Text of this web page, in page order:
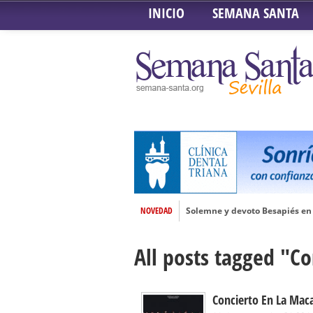
INICIO SEMANA SANTA
NOVEDAD
Solemne y devoto Besapiés
Solemne Triduo a la Virgen
Función de la Anunciación
Besamanos al Señor del Gran
All posts tagged
Concierto En La